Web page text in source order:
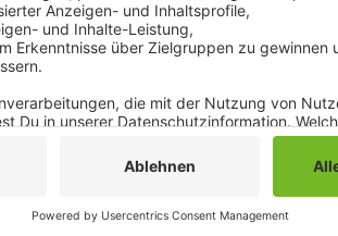
Deutsche aus Waldniel dann vorläufig
Kindes festgenommen.